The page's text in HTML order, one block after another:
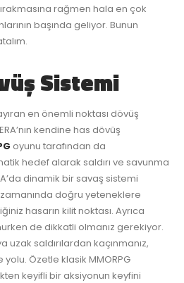
rağmen hala en çok
başında geliyor. Bunun
Sistemi
en önemli noktası dövüş
kendine has dövüş
oyunu tarafından da
hedef alarak saldırı ve savunma
dinamik bir savaş sistemi
doğru yeteneklere
hasarın kilit noktası. Ayrıca
de dikkatli olmanız gerekiyor.
uzak saldırılardan kaçınmanız,
Özetle klasik MMORPG
keyifli bir aksiyonun keyfini